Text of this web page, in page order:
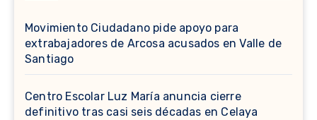
Movimiento Ciudadano pide apoyo para
extrabajadores de Arcosa acusados en Valle de
Santiago
Centro Escolar Luz María anuncia cierre
definitivo tras casi seis décadas en Celaya